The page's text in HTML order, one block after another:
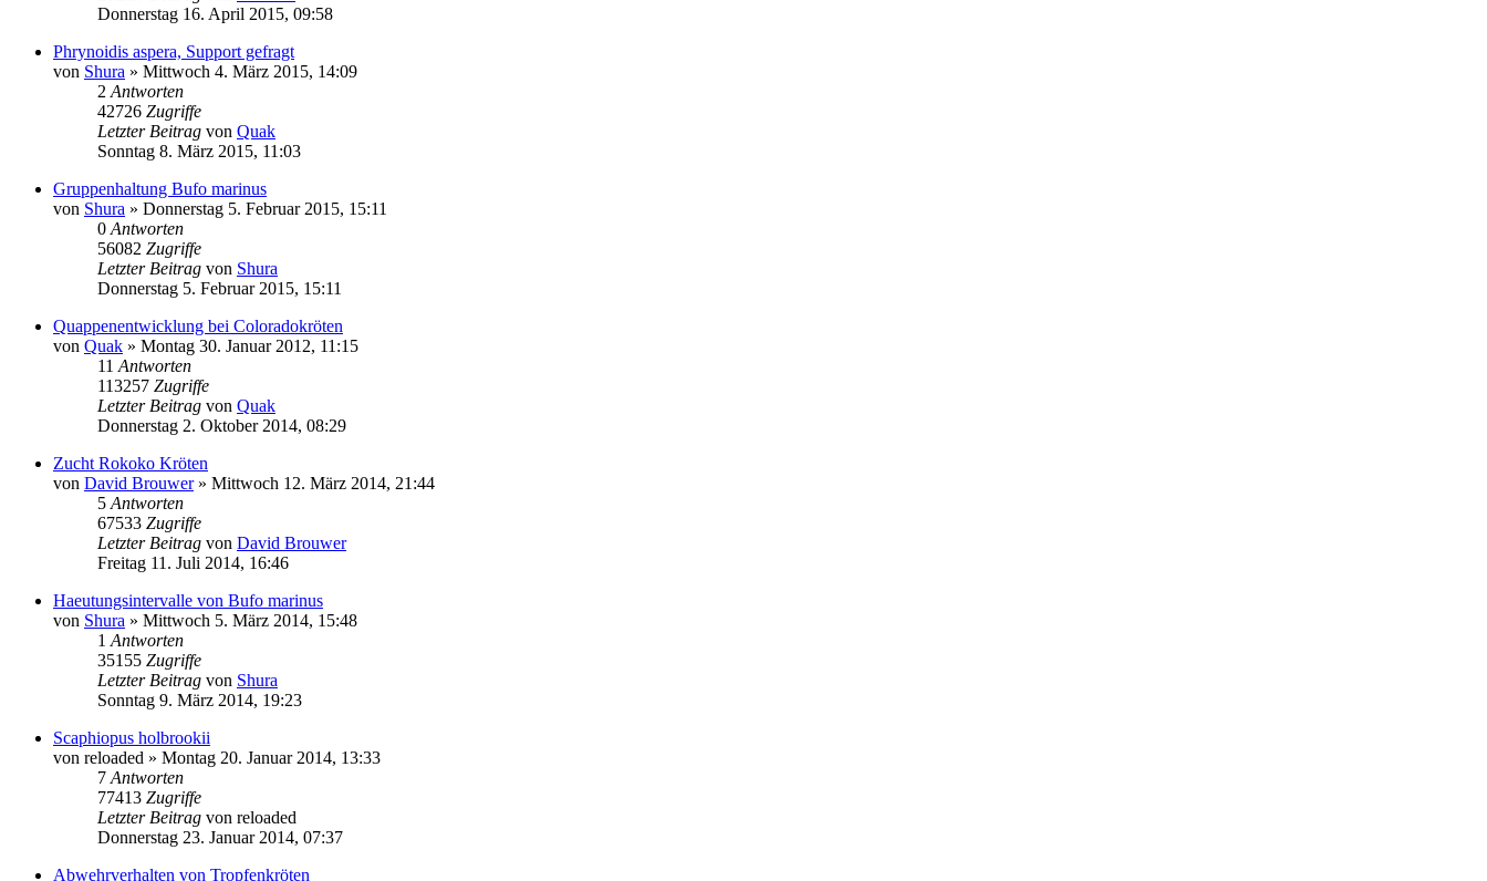
Donnerstag 16. April 2015, 09:58
Phrynoidis aspera, Support gefragt
von Shura » Mittwoch 4. März 2015, 14:09
2 Antworten
42726 Zugriffe
Letzter Beitrag von Quak
Sonntag 8. März 2015, 11:03
Gruppenhaltung Bufo marinus
von Shura » Donnerstag 5. Februar 2015, 15:11
0 Antworten
56082 Zugriffe
Letzter Beitrag von Shura
Donnerstag 5. Februar 2015, 15:11
Quappenentwicklung bei Coloradokröten
von Quak » Montag 30. Januar 2012, 11:15
11 Antworten
113257 Zugriffe
Letzter Beitrag von Quak
Donnerstag 2. Oktober 2014, 08:29
Zucht Rokoko Kröten
von David Brouwer» Mittwoch 12. März 2014, 21:44
5 Antworten
67533 Zugriffe
Letzter Beitrag von David Brouwer
Freitag 11. Juli 2014, 16:46
Haeutungsintervalle von Bufo marinus
von Shura » Mittwoch 5. März 2014, 15:48
1 Antworten
35155 Zugriffe
Letzter Beitrag von Shura
Sonntag 9. März 2014, 19:23
Scaphiopus holbrookii
von reloaded » Montag 20. Januar 2014, 13:33
7 Antworten
77413 Zugriffe
Letzter Beitrag von reloaded
Donnerstag 23. Januar 2014, 07:37
Abwehrverhalten von Tropfenkröten